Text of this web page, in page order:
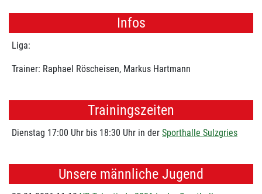
Infos
Liga:
Trainer: Raphael Röscheisen, Markus Hartmann
Trainingszeiten
Dienstag 17:00 Uhr bis 18:30 Uhr in der Sporthalle Sulzgries
Unsere männliche Jugend